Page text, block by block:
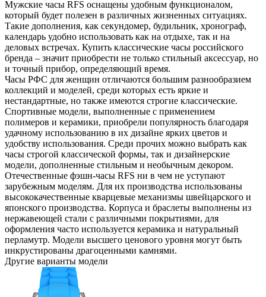
Мужские часы RFS оснащены удобным функционалом,
который будет полезен в различных жизненных ситуациях.
Такие дополнения, как секундомер, будильник, хронограф,
календарь удобно использовать как на отдыхе, так и на
деловых встречах. Купить классические часы российского
бренда – значит приобрести не только стильный аксессуар, но
и точный прибор, определяющий время.
Часы РФС для женщин отличаются большим разнообразием
коллекций и моделей, среди которых есть яркие и
нестандартные, но также имеются строгие классические.
Спортивные модели, выполненные с применением
полимеров и керамики, приобрели популярность благодаря
удачному использованию в их дизайне ярких цветов и
удобству использования. Среди прочих можно выбрать как
часы строгой классической формы, так и дизайнерские
модели, дополненные стильным и необычным декором.
Отечественные фэшн-часы RFS ни в чем не уступают
зарубежным моделям. Для их производства использованы
высококачественные кварцевые механизмы швейцарского и
японского производства. Корпуса и браслеты выполнены из
нержавеющей стали с различными покрытиями, для
оформления часто используется керамика и натуральный
перламутр. Модели высшего ценового уровня могут быть
инкрустированы драгоценными камнями.
Другие варианты модели